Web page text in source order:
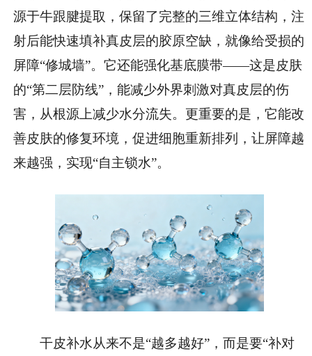
源于牛跟腱提取，保留了完整的三维立体结构，注
射后能快速填补真皮层的胶原空缺，就像给受损的
屏障“修城墙”。它还能强化基底膜带——这是皮肤
的“第二层防线”，能减少外界刺激对真皮层的伤
害，从根源上减少水分流失。更重要的是，它能改
善皮肤的修复环境，促进细胞重新排列，让屏障越
来越强，实现“自主锁水”。
干皮补水从来不是“越多越好”，而是要“补对